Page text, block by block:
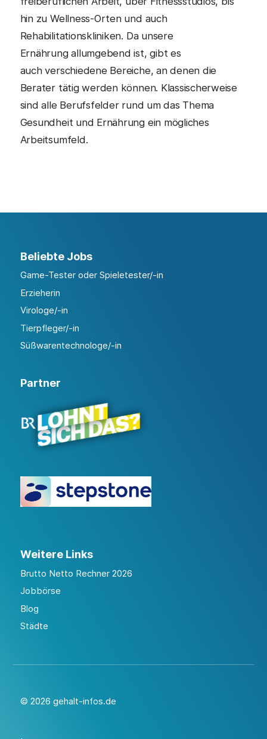
hin zu Wellness-Orten und auch
Rehabilitationskliniken. Da unsere
Ernährung allumgebend ist, gibt es
auch verschiedene Bereiche, an denen die
Berater tätig werden können. Klassischerweise
sind alle Berufsfelder rund um das Thema
Gesundheit und Ernährung ein mögliches
Arbeitsumfeld.
Beliebte Jobs
Game-Tester oder Spieletester/-in
Erzieherin
Virologe/-in
Tierpfleger/-in
Süßwarentechnologe/-in
Partner
Weitere Links
Brutto Netto Rechner 2026
Jobbörse
Blog
Städte
© 2026 gehalt-infos.de